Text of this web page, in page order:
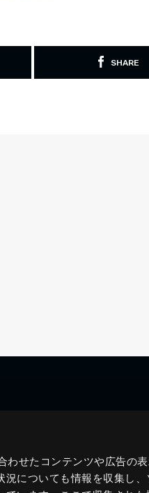
せたコンテンツや広告の
についても情報を収集し
SHARE